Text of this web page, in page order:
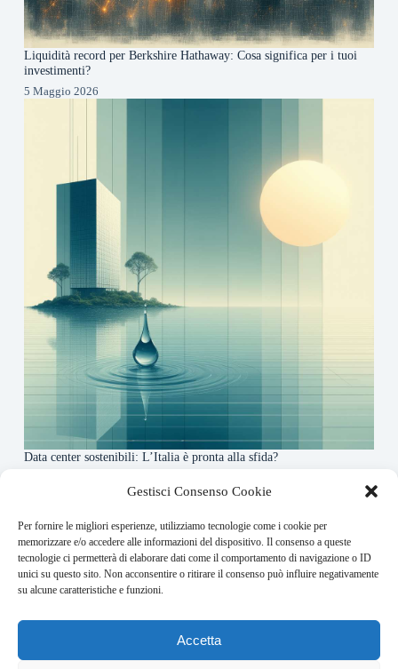
Gestisci Consenso Cookie
Per fornire le migliori esperienze, utilizziamo tecnologie come i cookie per
memorizzare e/o accedere alle informazioni del dispositivo. Il consenso a queste
tecnologie ci permetterà di elaborare dati come il comportamento di navigazione o ID
unici su questo sito. Non acconsentire o ritirare il consenso può influire negativamente
su alcune caratteristiche e funzioni.
Accetta
Liquidità record per Berkshire Hathaway: Cosa significa per i tuoi
investimenti?
5 Maggio 2026
Data center sostenibili: L’Italia è pronta alla sfida?
About this website
Finance-Bullet.it ogni giorno trova per te le notizie più
rilevanti in ambito finanziario.
Address:
VIA USODIMARE 3 - 37138 - VERONA (VR)